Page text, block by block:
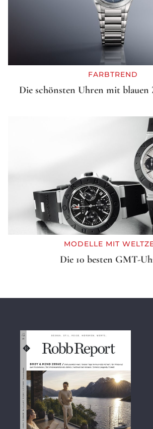
FARBTREND
Die schönsten Uhren mit
MODELLE MIT
Die 10 besten GMT-